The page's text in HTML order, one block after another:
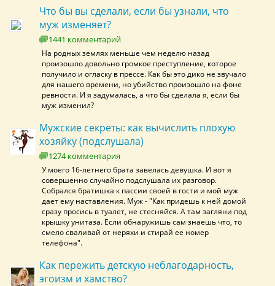
Что бы вы сделали, если бы узнали, что
муж изменяет?
1441 комментарий
На родных землях меньше чем неделю назад
произошло довольно громкое преступление, которое
получило и огласку в прессе. Как бы это дико не звучало
для нашего времени, но убийство произошло на фоне
ревности. И я задумалась, а что бы сделала я, если бы
муж изменил?
Мужские секреты: как вычислить плохую
хозяйку (подслушала)
1274 комментария
У моего 16-летнего брата завелась девушка. И вот я
совершенно случайно подслушала их разговор.
Собрался братишка к пассии своей в гости и мой муж
дает ему наставления. Муж - "Как придешь к ней домой
сразу просись в туалет, не стесняйся. А там загляни под
крышку унитаза. Если обнаружишь сам знаешь что, то
смело сваливай от неряхи и стирай ее номер
телефона".
Как пережить детскую неблагодарность,
эгоизм и хамство?